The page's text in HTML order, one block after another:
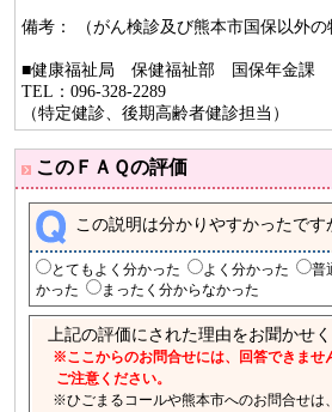
備考： （がん検診及び熊本市国保以外の
■健康福祉局 保健福祉部 国保年金課
TEL：096-328-2289
（特定健診、後期高齢者健診担当）
このＦＡＱの評価
この説明は分かりやすかったです
とてもよく分かった よく分かった 普
かった
まったく分からなかった
上記の評価にされた理由をお聞かせく
※ここからのお問合せには、回答できませ
ご注意ください。
※ひごまるコールや熊本市へのお問合せは、